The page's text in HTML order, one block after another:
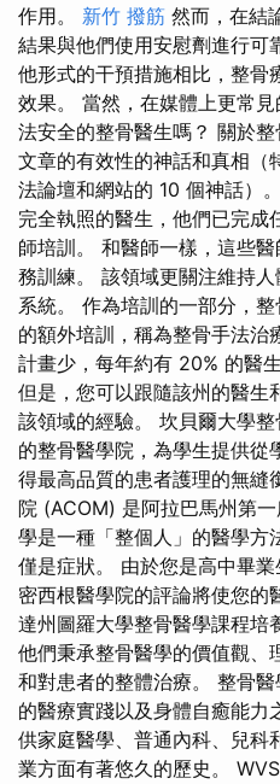
作用。 新竹 撥筋 然而，在結
結果與他們使用安慰劑進行可
他形式的干預措施相比，整骨
效果。 當然，在媒體上更常
法安全的整骨醫生嗎？ 關於
文章的有效性的神話和真相（
法論壇和網站的 10 個神話）
完全執照的醫生，他們已完成
師培訓。 和醫師一樣，這些
務訓練。 該領域更關注維持
系統。 作為培訓的一部分，
的額外培訓，稱為整骨手法
計畫少，每年約有 20% 的醫
但是，您可以跟隨該州的醫生
該領域的經驗。 坎貝爾大學
的整骨醫學院，為學生提供從
得最高品質的患者護理的無縫
院 (ACOM) 是阿拉巴馬州第
學是一種「整個人」的醫學
僅是症狀。 由於您是高中畢業
密西根醫學院的評論將使您的
達州圖羅大學整骨醫學課程培
他們秉承整骨醫學的價值觀、
和對患者的整體治療。 整骨
的醫療實踐以及身體自癒能力
供家庭醫學、普通內科、兒科
業方面有著悠久的歷史。